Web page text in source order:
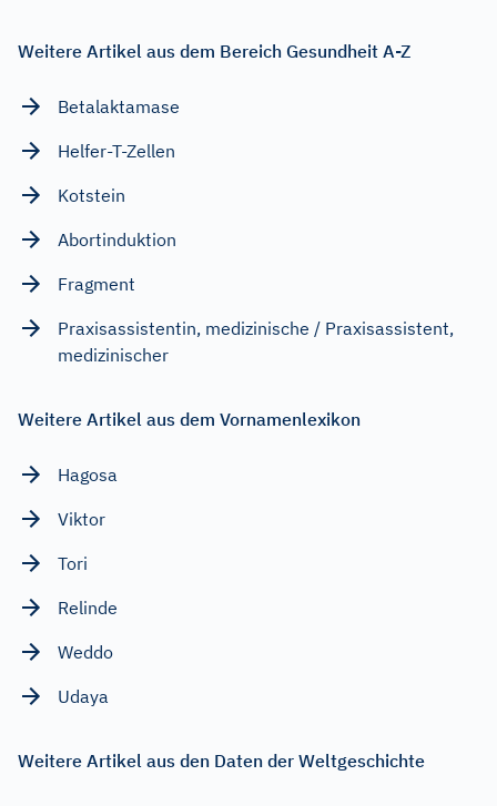
Weitere Artikel aus dem Bereich Gesundheit A-Z
Betalaktamase
Helfer-T-Zellen
Kotstein
Abortinduktion
Fragment
Praxisassistentin, medizinische / Praxisassistent,
medizinischer
Weitere Artikel aus dem Vornamenlexikon
Hagosa
Viktor
Tori
Relinde
Weddo
Udaya
Weitere Artikel aus den Daten der Weltgeschichte